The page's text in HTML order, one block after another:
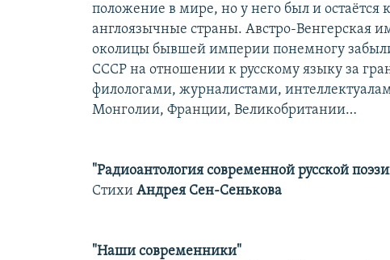
положение в мире, но у него был и остаётся
англоязычные страны. Австро-Венгерская
околицы бывшей империи понемногу
СССР на отношении к русскому языку за
филологами, журналистами,
Монголии, Франции, Великобритании…
"Радиоантология современной русской
СтихиАндрея Сен-Сенькова
"Наши современники"